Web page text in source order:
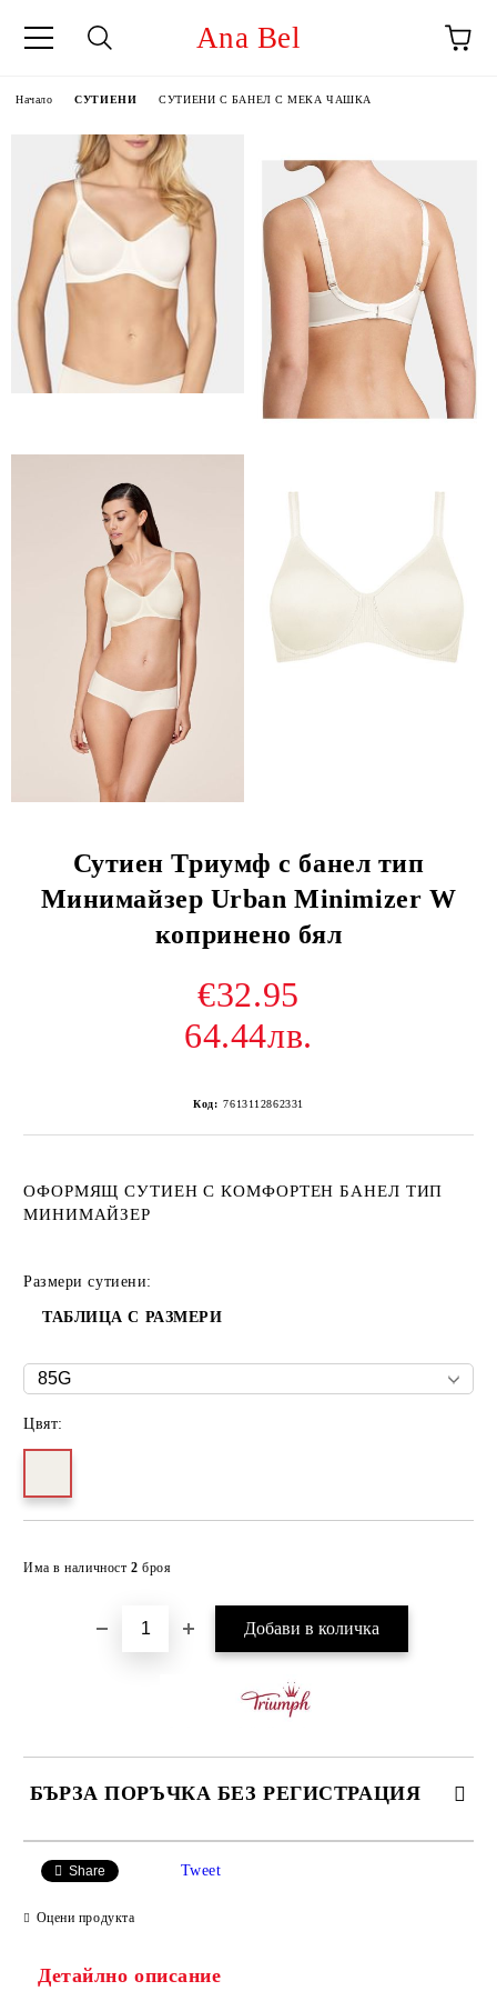
Ana Bel
Начало СУТИЕНИ СУТИЕНИ С БАНЕЛ С МЕКА ЧАШКА
Сутиен Триумф с банел тип
Минимайзер Urban Minimizer W
копринено бял
€32.95
64.44лв.
Код: 7613112862331
ОФОРМЯЩ СУТИЕН С КОМФОРТЕН БАНЕЛ ТИП
МИНИМАЙЗЕР
Размери сутиени:
ТАБЛИЦА С РАЗМЕРИ
Цвят:
Има в наличност 2 броя
БЪРЗА ПОРЪЧКА БЕЗ РЕГИСТРАЦИЯ
Share
Tweet
Оцени продукта
Детайлно описание